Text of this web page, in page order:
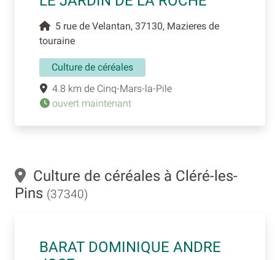
5 rue de Velantan, 37130, Mazieres de
touraine
Culture de céréales
4.8 km de Cinq-Mars-la-Pile
ouvert maintenant
Culture de céréales à Cléré-les-
Pins (37340)
BARAT DOMINIQUE ANDRE